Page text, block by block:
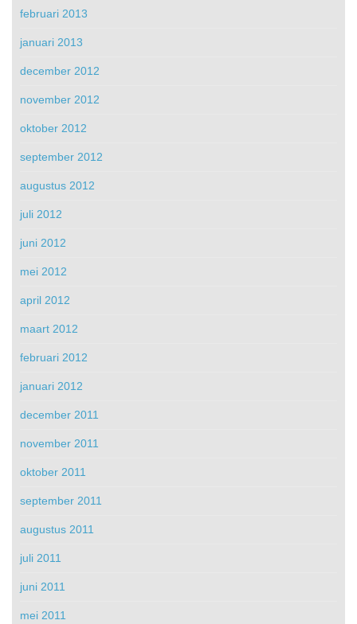
februari 2013
januari 2013
december 2012
november 2012
oktober 2012
september 2012
augustus 2012
juli 2012
juni 2012
mei 2012
april 2012
maart 2012
februari 2012
januari 2012
december 2011
november 2011
oktober 2011
september 2011
augustus 2011
juli 2011
juni 2011
mei 2011